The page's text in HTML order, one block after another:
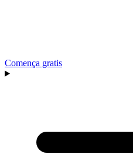
Comença gratis